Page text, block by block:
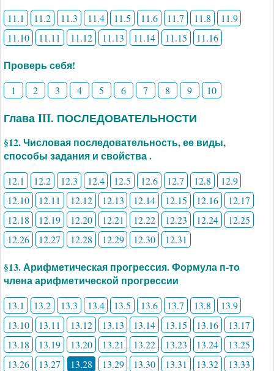
11.1 11.2 11.3 11.4 11.5 11.6 11.7 11.8
11.9
11.10
11.11 11.12 11.13 11.14 11.15 11.16
Проверь себя!
1 2 3 4 5 6 7 8 9 10
Глава III. ПОСЛЕДОВАТЕЛЬНОСТИ
§12. Числовая последовательность, ее виды,
способы задания и свойства .
12.1 12.2 12.3 12.4 12.5 12.6 12.7 12.8
12.9
12.10
12.11 12.12 12.13 12.14 12.15 12.16
12.17
12.18
12.19 12.20 12.21 12.22 12.23 12.24
12.25
12.26
12.27 12.28 12.29 12.30 12.31
§13. Арифметическая прогрессия. Формула п-то
члена арифметической прогрессии
13.1 13.2 13.3 13.4 13.5 13.6 13.7 13.8
13.9
13.10
13.11 13.12 13.13 13.14 13.15 13.16
13.17
13.18
13.19 13.20 13.21 13.22 13.23 13.24
13.25
13.26
13.27 13.28 13.29 13.30 13.31 13.32
13.33